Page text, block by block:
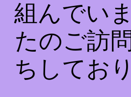
組んでい
たのご訪
ちしてお